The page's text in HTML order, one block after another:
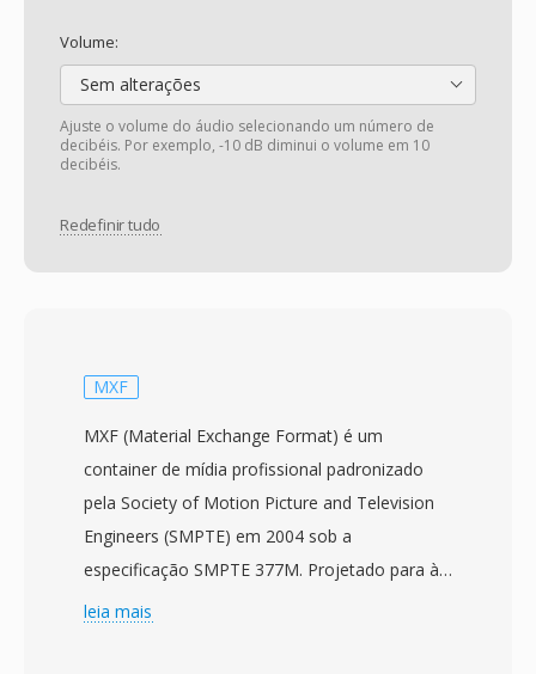
Volume:
Sem alterações
Ajuste o volume do áudio selecionando um número de
decibéis. Por exemplo, -10 dB diminui o volume em 10
decibéis.
Redefinir tudo
MXF
MXF (Material Exchange Format) é um
container de mídia profissional padronizado
pela Society of Motion Picture and Television
Engineers (SMPTE) em 2004 sob a
especificação SMPTE 377M. Projetado para às
industrias de transmissão é pós-produção, o
leia mais